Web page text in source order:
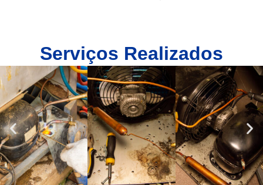
Serviços Realizados